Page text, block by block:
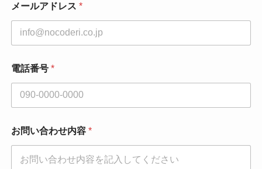
メールアドレス *
意
事
ル
ア
ド
電話番号 *
お問い合わせ内容 *